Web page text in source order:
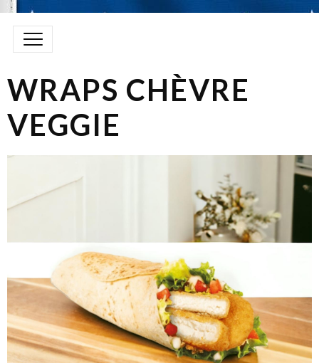
WRAPS CHÈVRE
VEGGIE